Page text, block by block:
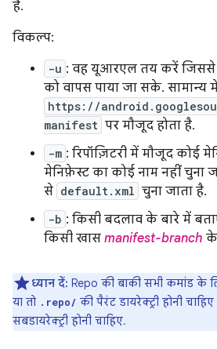
है.
विकल्प:
-u : वह यूआरएल तय करें जिससे
को वापस पाया जा सके. सामान्य
https://
manifest पर मौजूद होता है.
-m : रिपॉज़िटरी में मौजूद कोई
मेनिफ़ेस्ट का कोई नाम नहीं चुना
से default.xml चुना जाता है.
-b : किसी बदलाव के बारे में
किसी खास manifest-branch के
ध्यान दें: Repo की बाकी सभी कमांड के
या तो .repo/ की पैरंट डायरेक्ट्री होनी
सबडायरेक्ट्री होनी चाहिए.